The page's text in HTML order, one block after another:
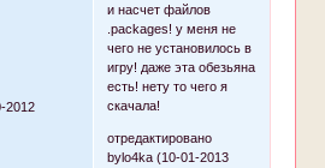
2012
и насчет файлов
.packages! у меня не
чего не установилось в
игру! даже эта обезьяна
есть! нету то чего я
скачала!
отредактировано
bylo4ka (10-01-2013